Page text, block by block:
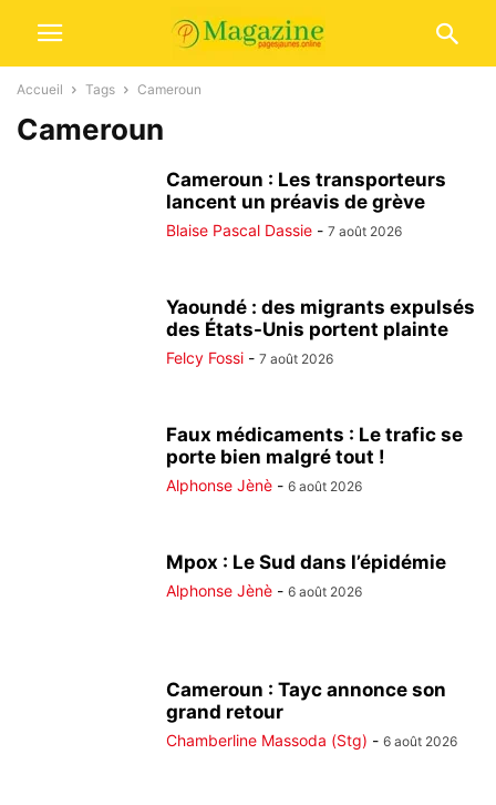
Accueil Tags Cameroun
Cameroun
Cameroun : Les transporteurs
lancent un préavis de grève
Blaise Pascal Dassie - 7 août 2026
Yaoundé : des migrants expulsés
des États-Unis portent plainte
Felcy Fossi - 7 août 2026
Faux médicaments : Le trafic se
porte bien malgré tout !
Alphonse Jènè - 6 août 2026
Mpox : Le Sud dans l’épidémie
Alphonse Jènè - 6 août 2026
Cameroun : Tayc annonce son
grand retour
Chamberline Massoda (Stg) - 6 août 2026